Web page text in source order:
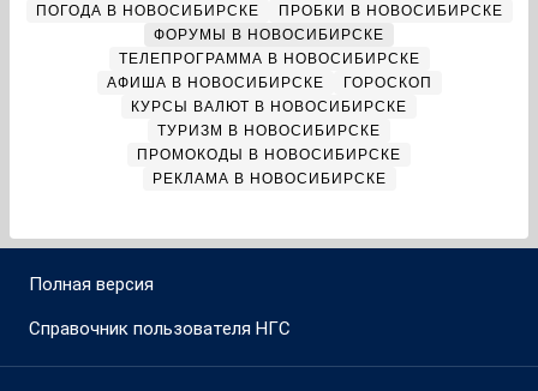
ПОГОДА В НОВОСИБИРСКЕ
ПРОБКИ В НОВОСИБИРСКЕ
ФОРУМЫ В НОВОСИБИРСКЕ
ТЕЛЕПРОГРАММА В НОВОСИБИРСКЕ
АФИША В НОВОСИБИРСКЕ
ГОРОСКОП
КУРСЫ ВАЛЮТ В НОВОСИБИРСКЕ
ТУРИЗМ В НОВОСИБИРСКЕ
ПРОМОКОДЫ В НОВОСИБИРСКЕ
РЕКЛАМА В НОВОСИБИРСКЕ
Полная версия
Справочник пользователя НГС